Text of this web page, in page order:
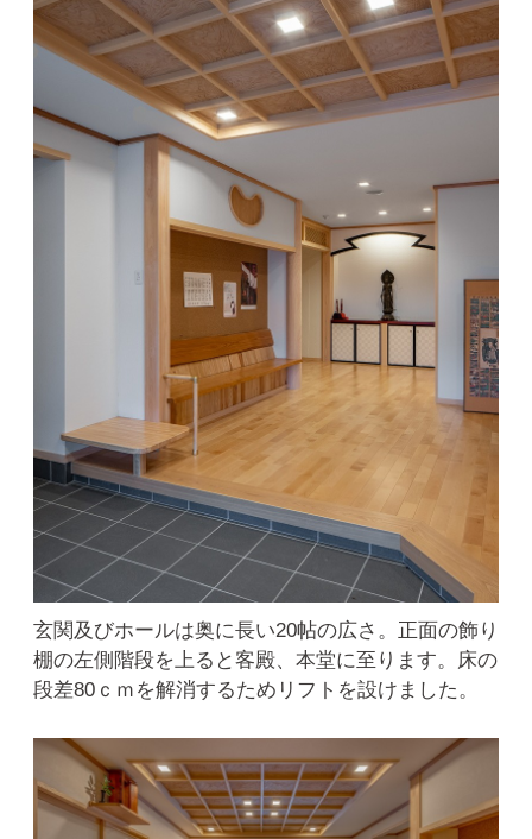
玄関及びホールは奥に長い20帖の広さ。正面の飾り
棚の左側階段を上ると客殿、本堂に至ります。床の
段差80ｃｍを解消するためリフトを設けました。